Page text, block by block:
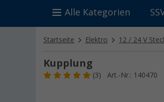
Alle Kategorien
Startseite Elektro 12 / 24 V
Kupplung
(3) Art.-Nr.: 140470